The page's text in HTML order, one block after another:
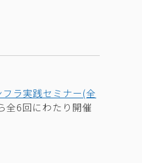
ラ実践セミナー(全
全6回にわたり開催